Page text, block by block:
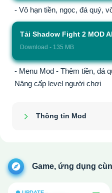
- Vô hạn tiền, ngọc, đá quý,
Tải Shadow Fight 2 MOD
Download - 135 MB
- Menu Mod - Thêm tiền, đá
Nâng cấp level người chơi
Thông tin Mod
Game, ứng dụng